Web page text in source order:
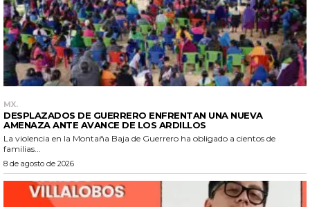
MX.
DESPLAZADOS DE GUERRERO ENFRENTAN UNA NUEVA
AMENAZA ANTE AVANCE DE LOS ARDILLOS
La violencia en la Montaña Baja de Guerrero ha obligado a cientos de
familias...
8 de agosto de 2026